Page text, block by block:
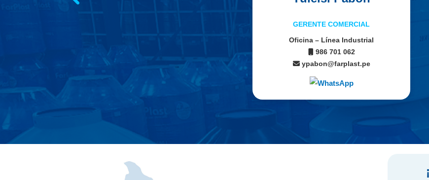
GERENTE COMERCIAL
Oficina – Línea Industrial
986 701 062
ypabon@farplast.pe
¡